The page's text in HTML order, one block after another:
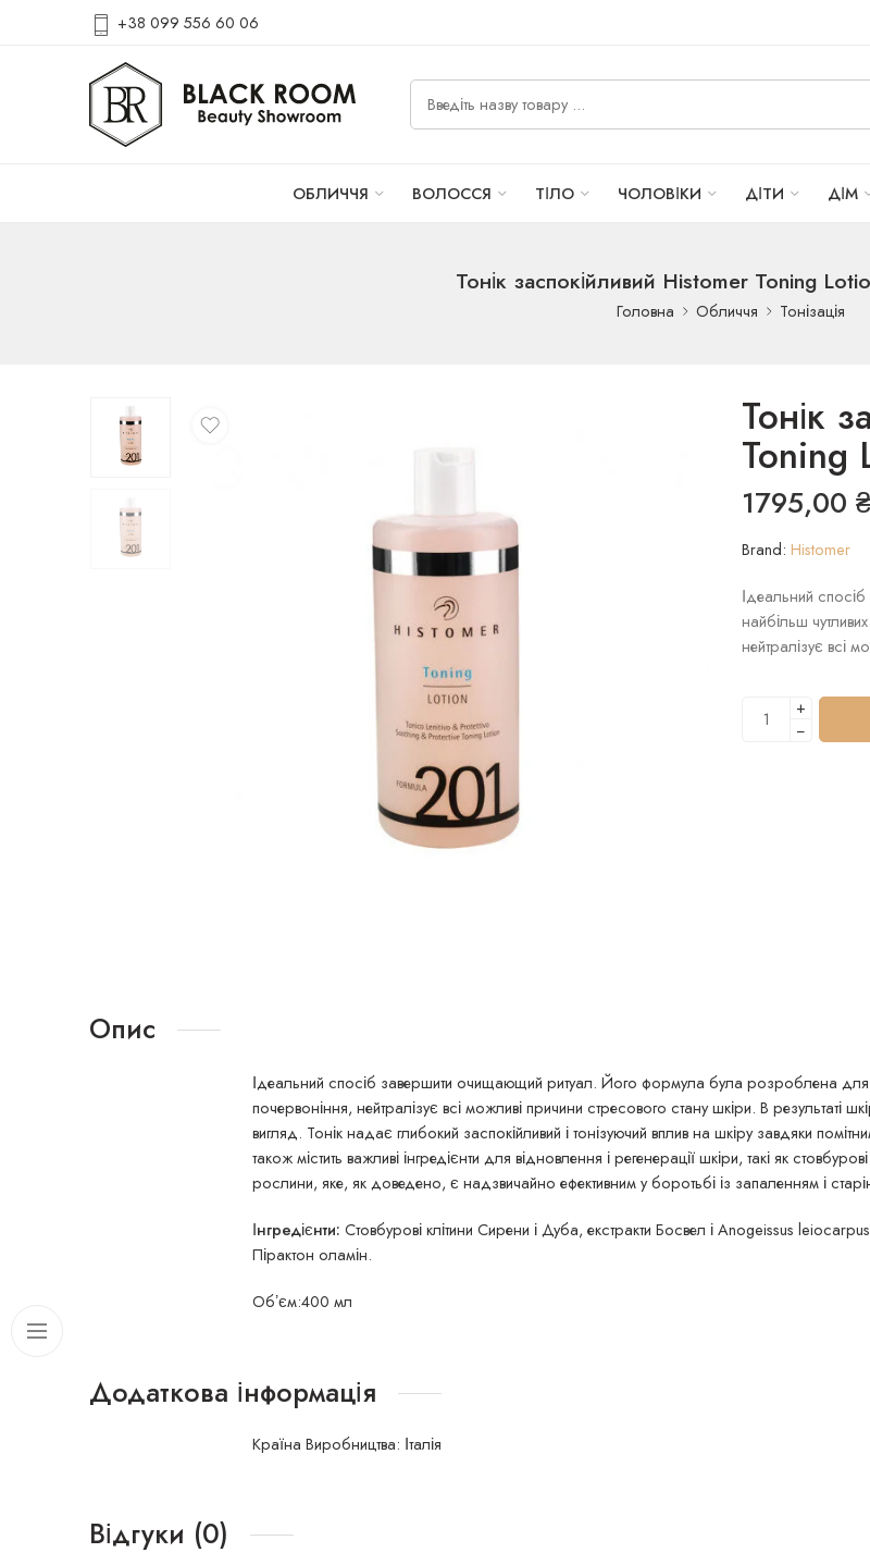
+38 099 556 60 06
ОБЛИЧЧЯ ВОЛОССЯ ТІЛО ЧОЛОВІКИ ДІТИ ДІМ
Тонік заспокійливий Histomer Toning
Головна Обличчя Тонізація
Тонік
Toning
1795,00 ₴
Brand: Histomer
Ідеальний
найбільш
нейтралізує всі
+
−
Опис
Ідеальний спосіб завершити очищающий ритуал. Його формула була розроблена для
почервоніння, нейтралізує всі можливі причини стресового стану шкіри. В
вигляд. Тонік надає глибокий заспокійливий і тонізуючий вплив на шкіру завдяки
також містить важливі інгредієнти для відновлення і регенерації шкіри, такі як
рослини, яке, як доведено, є надзвичайно ефективним у боротьбі із запаленням і
Інгредієнти: Стовбурові клітини Сирени і Дуба, екстракти Босвел і Anogeissus
Пірактон оламін.
Обʼєм:400 мл
Додаткова інформація
Країна Виробництва: Італія
Відгуки (0)